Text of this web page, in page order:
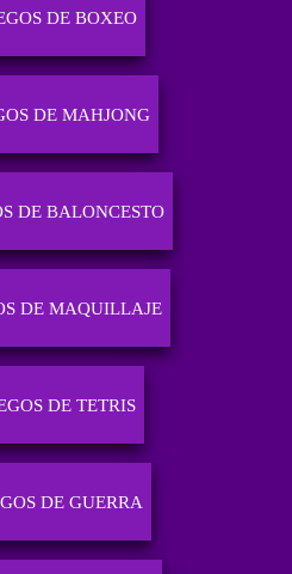
DE BOXEO
DE MAHJONG
DE BALONCESTO
DE MAQUILLAJE
DE TETRIS
DE GUERRA